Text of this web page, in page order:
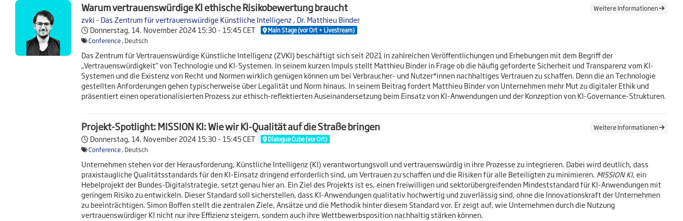
Warum vertrauenswürdige KI ethische Risikobewertung braucht
zvki - Das Zentrum für vertrauenswürdige Künstliche Intelligenz, Dr. Matthieu Binder
Donnerstag, 14. November 202415:30 - 15:45 CET Main Stage (vor Ort + Livestream)
Conference, Deutsch
Weitere Informationen
Das Zentrum für Vertrauenswürdige Künstliche Intelligenz (ZVKI) beschäftigt sich seit 2021 in zahlreichen Veröffentlichungen und Erhebungen mit dem Begriff der
„Vertrauenswürdigkeit“ von Technologie und KI-Systemen. In seinem kurzen Impuls stellt Matthieu Binder in Frage ob die häufig geforderte Sicherheit und Transparenz vom KI-
Systemen und die Existenz von Recht und Normen wirklich genügen können um bei Verbraucher- und Nutzer*innen nachhaltiges Vertrauen zu schaffen. Denn die an Technologie
gestellten Anforderungen gehen typischerweise über Legalität und Norm hinaus. In seinem Beitrag fordert Matthieu Binder von Unternehmen mehr Mut zu digitaler Ethik und
präsentiert einen operationalisierten Prozess zur ethisch-reflektierten Auseinandersetzung beim Einsatz von KI-Anwendungen und der Konzeption von KI-Governance-Strukturen.
Projekt-Spotlight: MISSION KI: Wie wir KI-Qualität auf die Straße bringen
Donnerstag, 14. November 202415:30 - 15:45 CET Dialogue Cube (vor Ort)
Conference, Deutsch
Weitere Informationen
Unternehmen stehen vor der Herausforderung, Künstliche Intelligenz (KI) verantwortungsvoll und vertrauenswürdig in ihre Prozesse zu integrieren. Dabei wird deutlich, dass
praxistaugliche Qualitätsstandards für den KI-Einsatz dringend erforderlich sind, um Vertrauen zu schaffen und die Risiken für alle Beteiligten zu minimieren. MISSION KI, ein
Hebelprojekt der Bundes-Digitalstrategie, setzt genau hier an. Ein Ziel des Projekts ist es, einen freiwilligen und sektorübergreifenden Mindeststandard für KI-Anwendungen mit
geringem Risiko zu entwickeln. Dieser Standard soll sicherstellen, dass KI-Anwendungen qualitativ hochwertig und zuverlässig sind, ohne die Innovationskraft der Unternehmen
zu beeinträchtigen. Simon Boffen stellt die zentralen Ziele, Ansätze und die Methodik hinter diesem Standard vor. Er zeigt auf, wie Unternehmen durch die Nutzung
vertrauenswürdiger KI nicht nur ihre Effizienz steigern, sondern auch ihre Wettbewerbsposition nachhaltig stärken können.